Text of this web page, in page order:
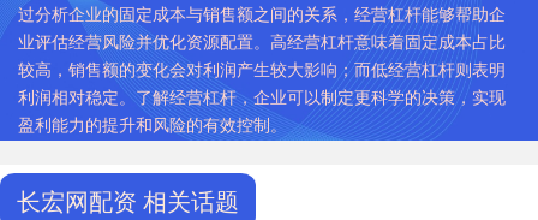
过分析企业的固定成本与销售额之间的关系，经营杠杆能够帮助企
业评估经营风险并优化资源配置。高经营杠杆意味着固定成本占比
较高，销售额的变化会对利润产生较大影响；而低经营杠杆则表明
利润相对稳定。了解经营杠杆，企业可以制定更科学的决策，实现
盈利能力的提升和风险的有效控制。
长宏网配资 相关话题